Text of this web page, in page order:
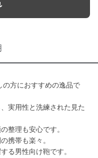
の方におすすめの逸品で
実用性と洗練された見た
整理も安心です。
携帯も楽々。
る男性向け鞄です。